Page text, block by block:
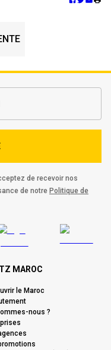
de recevoir nos
de notre Politique de
MAROC
le Maroc
nous ?